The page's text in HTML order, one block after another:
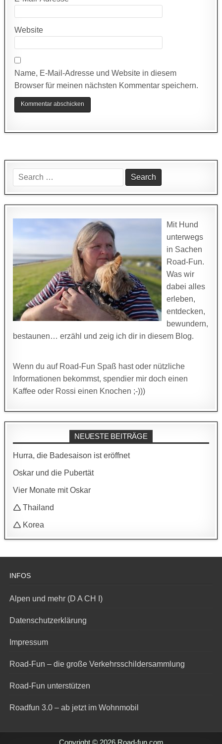
Website
Name, E-Mail-Adresse und Website in diesem
Browser für meinen nächsten Kommentar speichern.
Search
for:
Mit Hund
unterwegs
in Sachen
Road-Fun.
Was wir
dabei alles
erleben,
entdecken,
bewundern,
bestaunen… erzähl und zeig ich dir in diesem Blog.
Wenn du auf Road-Fun Spaß hast oder nützliche
Informationen bekommst, spendier mir doch einen
Kaffee oder Rossi einen Knochen ;-)))
NEUESTE BEITRÄGE
Hurra, die Badesaison ist eröffnet
Oskar und die Pubertät
Vier Monate mit Oskar
🛆 Thailand
🛆 Korea
INFOS
Alpen und mehr (D A CH I)
Datenschutzerklärung
Impressum
Road-Fun – die große Verkehrsschildersammlung
Road-Fun unterstützen
Roadfun 3.0 – ab jetzt im Wohnmobil
Copyright © 2026 Road-fun.com